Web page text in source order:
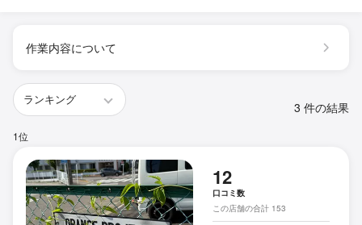
作業内容について
3 件の結果
1位
12
口コミ数
この店舗の合計 153